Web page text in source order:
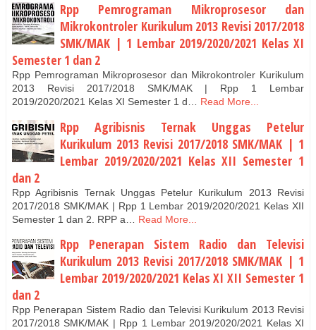
Rpp Pemrograman Mikroprosesor dan
Mikrokontroler Kurikulum 2013 Revisi 2017/2018
SMK/MAK | 1 Lembar 2019/2020/2021 Kelas XI
Semester 1 dan 2
Rpp Pemrograman Mikroprosesor dan Mikrokontroler Kurikulum
2013 Revisi 2017/2018 SMK/MAK | Rpp 1 Lembar
2019/2020/2021 Kelas XI Semester 1 d…
Read More...
Rpp Agribisnis Ternak Unggas Petelur
Kurikulum 2013 Revisi 2017/2018 SMK/MAK | 1
Lembar 2019/2020/2021 Kelas XII Semester 1
dan 2
Rpp Agribisnis Ternak Unggas Petelur Kurikulum 2013 Revisi
2017/2018 SMK/MAK | Rpp 1 Lembar 2019/2020/2021 Kelas XII
Semester 1 dan 2. RPP a…
Read More...
Rpp Penerapan Sistem Radio dan Televisi
Kurikulum 2013 Revisi 2017/2018 SMK/MAK | 1
Lembar 2019/2020/2021 Kelas XI XII Semester 1
dan 2
Rpp Penerapan Sistem Radio dan Televisi Kurikulum 2013 Revisi
2017/2018 SMK/MAK | Rpp 1 Lembar 2019/2020/2021 Kelas XI